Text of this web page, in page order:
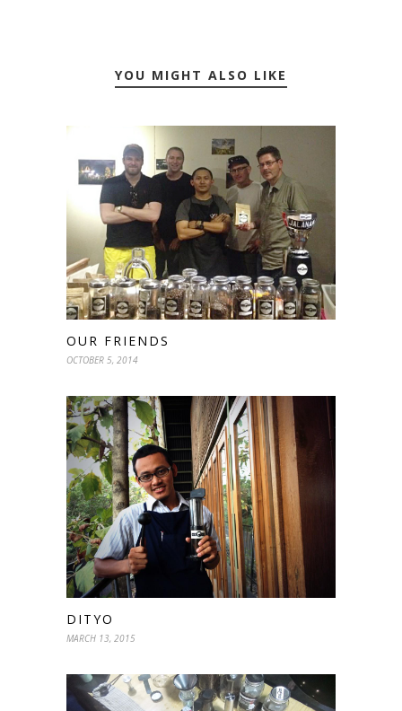
YOU MIGHT ALSO LIKE
OUR FRIENDS
OCTOBER 5, 2014
DITYO
MARCH 13, 2015